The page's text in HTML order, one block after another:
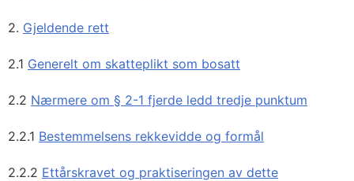
2. Gjeldende rett
2.1 Generelt om skatteplikt som bosatt
2.2 Nærmere om § 2-1 fjerde ledd tredje punktum
2.2.1 Bestemmelsens rekkevidde og formål
2.2.2 Ettårskravet og praktiseringen av dette